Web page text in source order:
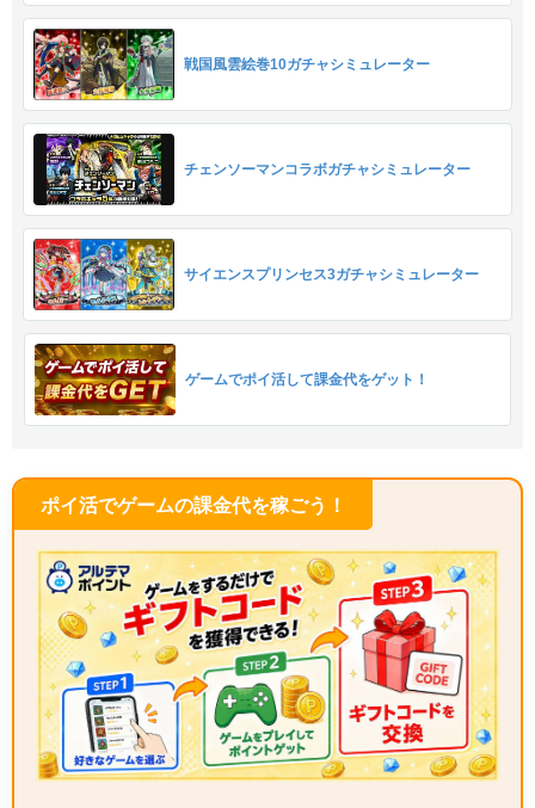
戦国風雲絵巻10ガチャシミュレーター
チェンソーマンコラボガチャシミュレーター
サイエンスプリンセス3ガチャシミュレーター
ゲームでポイ活して課金代をゲット！
ポイ活でゲームの課金代を稼ごう！